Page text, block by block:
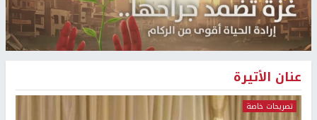
عنان الأتيرة
تصريحات خاصة